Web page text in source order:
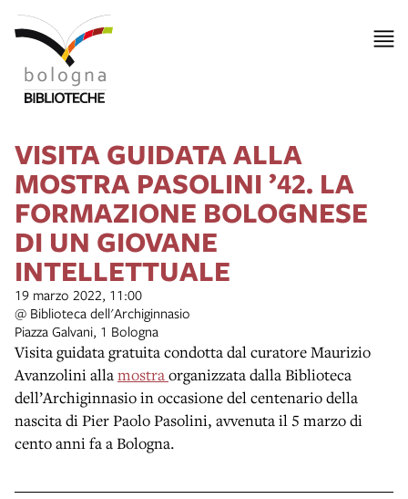
VISITA GUIDATA ALLA
MOSTRA PASOLINI ’42. LA
FORMAZIONE BOLOGNESE
DI UN GIOVANE
INTELLETTUALE
19 marzo 2022, 11:00
@ Biblioteca dell'Archiginnasio
Piazza Galvani, 1 Bologna
Visita guidata gratuita condotta dal curatore Maurizio
Avanzolini allamostraorganizzata dalla Biblioteca
dell’Archiginnasio in occasione del centenario della
nascita di Pier Paolo Pasolini, avvenuta il 5 marzo di
cento anni fa a Bologna.